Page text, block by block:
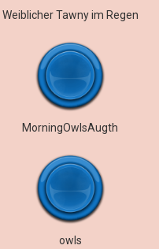
Weiblicher Tawny im Regen
MorningOwlsAugth
owls